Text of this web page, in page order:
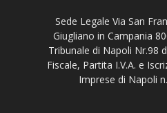
Sede Legale Via San
Giugliano in Campania
Tribunale di Napoli Nr.98
Fiscale, Partita I.V.A. e
Imprese di Napoli